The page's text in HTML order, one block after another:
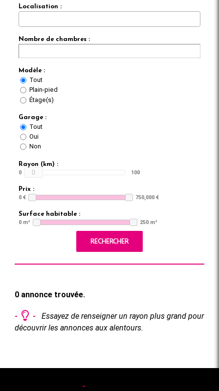
Localisation :
Nombre de chambres :
Modèle :
Tout
Plain-pied
Étage(s)
Garage :
Tout
Oui
Non
Rayon (km) :
0
0 100
Prix :
0 €
750,000 €
Surface habitable :
0 m²
250 m²
RECHERCHER
0 annonce trouvée.
- - Essayez de renseigner un rayon plus grand pour
découvrir les annonces aux alentours.